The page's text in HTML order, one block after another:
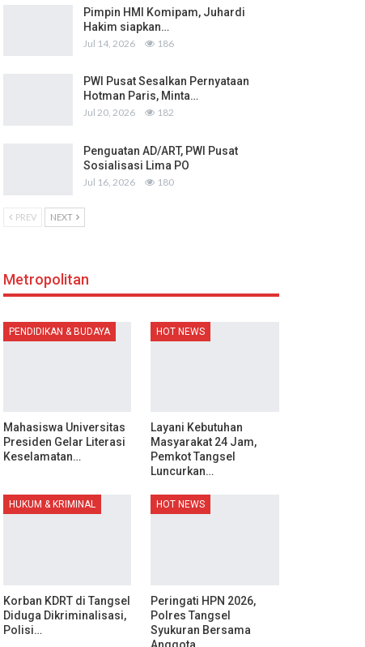
Pimpin HMI Komipam, Juhardi
Hakim siapkan…
Jul 14, 2026 186
PWI Pusat Sesalkan Pernyataan
Hotman Paris, Minta…
Jul 20, 2026 182
Penguatan AD/ART, PWI Pusat
Sosialisasi Lima PO
Jul 16, 2026 180
PREV NEXT
Metropolitan
PENDIDIKAN & BUDAYA
Mahasiswa Universitas
Presiden Gelar Literasi
Keselamatan…
HOT NEWS
Layani Kebutuhan
Masyarakat 24 Jam,
Pemkot Tangsel
Luncurkan…
HUKUM & KRIMINAL
Korban KDRT di Tangsel
Diduga Dikriminalisasi,
Polisi…
HOT NEWS
Peringati HPN 2026,
Polres Tangsel
Syukuran Bersama
Anggota…